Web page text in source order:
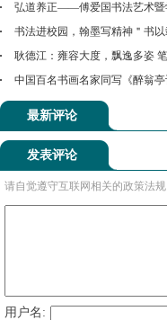
弘道养正——傅爱国书法艺术暨
书法进校园，翰墨写精神＂书
耿德江：雍容大度，飘逸多姿
中国百名书画名家同写《醉翁
最新评论
发表评论
请自觉遵守互联网相关的政策法
用户名: